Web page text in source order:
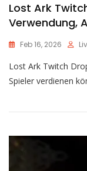
Lost Ark
Verwendung,
Feb 16, 2026
Lost Ark Twitch
Spieler verdienen